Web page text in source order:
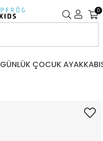
0
GÜNLÜK ÇOCUK